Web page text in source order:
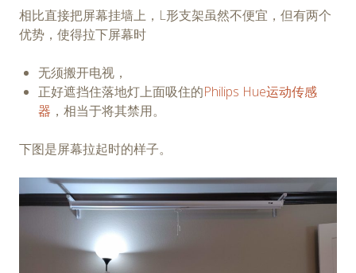
相比直接把屏幕挂墙上，L形支架虽然不便宜，但有两个
优势，使得拉下屏幕时
无须搬开电视，
正好遮挡住落地灯上面吸住的Philips Hue运动传感
器 ，相当于将其禁用。
下图是屏幕拉起时的样子。